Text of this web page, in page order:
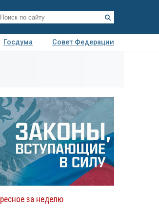
Госдума
Совет Федерации
за неделю